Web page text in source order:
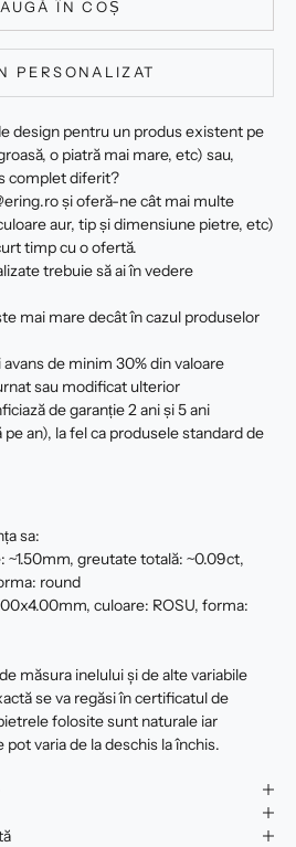
ÎN COȘ
PERSONALIZAT
design pentru un produs existent pe
o piatră mai mare, etc) sau,
complet diferit?
și oferă-ne cât mai multe
aur, tip și dimensiune pietre, etc)
timp cu o ofertă.
trebuie să ai în vedere
mai mare decât în cazul produselor
de minim 30% din valoare
sau modificat ulterior
de garanție 2 ani și 5 ani
an), la fel ca produsele standard de
sa:
~1.50mm, greutate totală: ~0.09ct,
round
culoare: ROSU, forma:
măsura inelului şi de alte variabile
se va regăsi în certificatul de
folosite sunt naturale iar
varia de la deschis la închis.